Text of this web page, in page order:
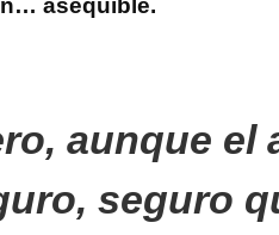
asequible.
aunque el
seguro